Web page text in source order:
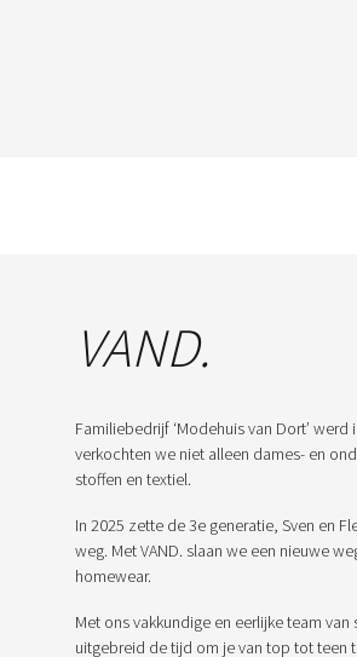
VAND.
Familiebedrijf ‘Modehuis van Dort’
verkochten we niet alleen dames- en
stoffen en textiel.
In 2025 zette de 3e generatie, Sven en
weg. Met VAND. slaan we een nieuwe
homewear.
Met ons vakkundige en eerlijke team
uitgebreid de tijd om je van top tot teen